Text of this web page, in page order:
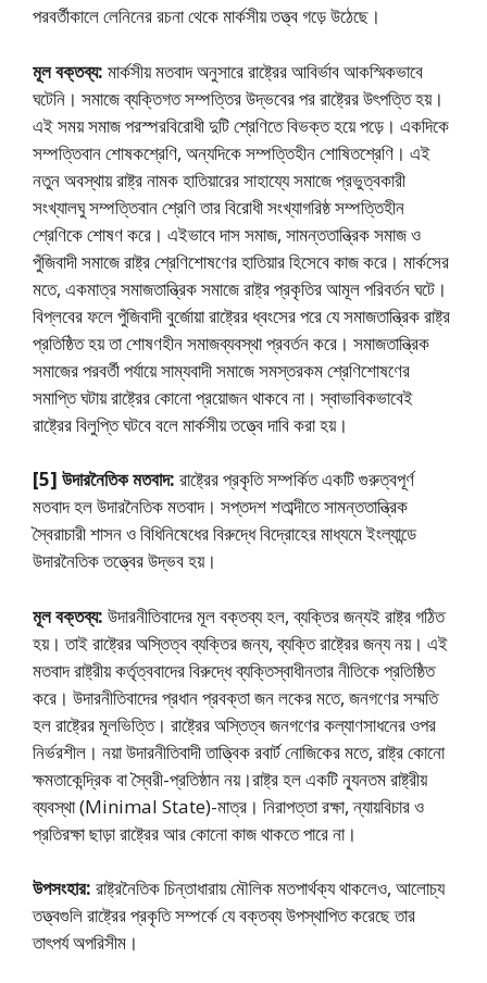
পরবর্তীকালে লেনিনের রচনা থেকে মার্কসীয় তত্ত্ব গড়ে উঠেছে।
মূল বক্তব্য: মার্কসীয় মতবাদ অনুসারে রাষ্ট্রের আবির্ভাব আকস্মিকভাবে
ঘটেনি। সমাজে ব্যক্তিগত সম্পত্তির উদ্ভবের পর রাষ্ট্রের উৎপত্তি হয়।
এই সময় সমাজ পরস্পরবিরােধী দুটি শ্রেণিতে বিভক্ত হয়ে পড়ে। একদিকে
সম্পত্তিবান শােষকশ্রেণি, অন্যদিকে সম্পত্তিহীন শােষিতশ্রেণি। এই
নতুন অবস্থায় রাষ্ট্র নামক হাতিয়ারের সাহায্যে সমাজে প্রভুত্বকারী
সংখ্যালঘু সম্পত্তিবান শ্রেণি তার বিরােধী সংখ্যাগরিষ্ঠ সম্পত্তিহীন
শ্রেণিকে শােষণ করে। এইভাবে দাস সমাজ, সামন্ততান্ত্রিক সমাজ ও
পুঁজিবাদী সমাজে রাষ্ট্র শ্রেণিশােষণের হাতিয়ার হিসেবে কাজ করে। মার্কসের
মতে, একমাত্র সমাজতান্ত্রিক সমাজে রাষ্ট্র প্রকৃতির আমূল পরিবর্তন ঘটে।
বিপ্লবের ফলে পুঁজিবাদী বুর্জোয়া রাষ্ট্রের ধ্বংসের পরে যে সমাজতান্ত্রিক রাষ্ট্র
প্রতিষ্ঠিত হয় তা শােষণহীন সমাজব্যবস্থা প্রবর্তন করে। সমাজতান্ত্রিক
সমাজের পরবর্তী পর্যায়ে সাম্যবাদী সমাজে সমস্তরকম শ্রেণিশােষণের
সমাপ্তি ঘটায় রাষ্ট্রের কোনাে প্রয়ােজন থাকবে না। স্বাভাবিকভাবেই
রাষ্ট্রের বিলুপ্তি ঘটবে বলে মার্কসীয় তত্ত্বে দাবি করা হয়।
[5] উদারনৈতিক মতবাদ: রাষ্ট্রের প্রকৃতি সম্পর্কিত একটি গুরুত্বপূর্ণ
মতবাদ হল উদারনৈতিক মতবাদ। সপ্তদশ শতাব্দীতে সামন্ততান্ত্রিক
স্বৈরাচারী শাসন ও বিধিনিষেধের বিরুদ্ধে বিদ্রোহের মাধ্যমে ইংল্যান্ডে
উদারনৈতিক তত্ত্বের উদ্ভব হয়।
মূল বক্তব্য: উদারনীতিবাদের মূল বক্তব্য হল, ব্যক্তির জন্যই রাষ্ট্র গঠিত
হয়। তাই রাষ্ট্রের অস্তিত্ব ব্যক্তির জন্য, ব্যক্তি রাষ্ট্রের জন্য নয়। এই
মতবাদ রাষ্ট্রীয় কর্তৃত্ববাদের বিরুদ্ধে ব্যক্তিস্বাধীনতার নীতিকে প্রতিষ্ঠিত
করে। উদারনীতিবাদের প্রধান প্রবক্তা জন লকের মতে, জনগণের সম্মতি
হল রাষ্ট্রের মূলভিত্তি। রাষ্ট্রের অস্তিত্ব জনগণের কল্যাণসাধনের ওপর
নির্ভরশীল। নয়া উদারনীতিবাদী তাত্ত্বিক রবার্ট নােজিকের মতে, রাষ্ট্র কোনাে
ক্ষমতাকেন্দ্রিক বা স্বৈরী-প্রতিষ্ঠান নয়।রাষ্ট্র হল একটি ন্যূনতম রাষ্ট্রীয়
ব্যবস্থা (Minimal State)-মাত্র। নিরাপত্তা রক্ষা, ন্যায়বিচার ও
প্রতিরক্ষা ছাড়া রাষ্ট্রের আর কোনাে কাজ থাকতে পারে না।
উপসংহার: রাষ্ট্রনৈতিক চিন্তাধারায় মৌলিক মতপার্থক্য থাকলেও, আলােচ্য
তত্ত্বগুলি রাষ্ট্রের প্রকৃতি সম্পর্কে যে বক্তব্য উপস্থাপিত করেছে তার
তাৎপর্য অপরিসীম।